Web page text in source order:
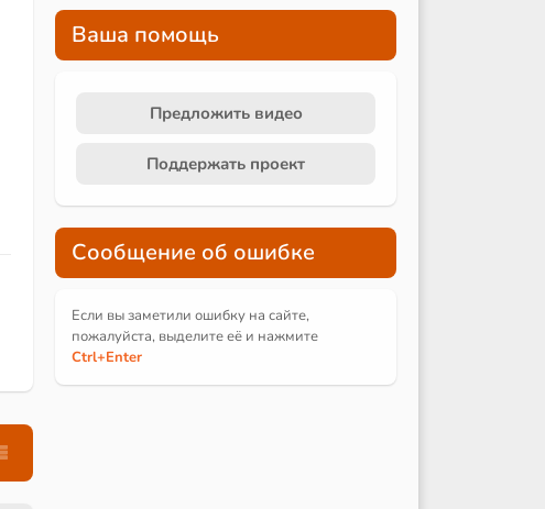
Ваша помощь
Предложить видео
Поддержать проект
Сообщение об ошибке
Если вы заметили ошибку на сайте,
пожалуйста, выделите её и нажмите
Ctrl+Enter